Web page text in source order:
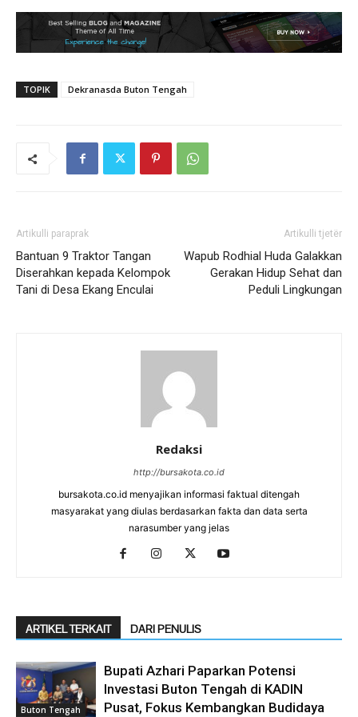
TOPIK Dekranasda Buton Tengah
Artikulli paraprak
Bantuan 9 Traktor Tangan
Diserahkan kepada Kelompok
Tani di Desa Ekang Enculai
Artikulli tjetër
Wapub Rodhial Huda Galakkan
Gerakan Hidup Sehat dan
Peduli Lingkungan
Redaksi
http://bursakota.co.id
bursakota.co.id menyajikan informasi faktual ditengah
masyarakat yang diulas berdasarkan fakta dan data serta
narasumber yang jelas
ARTIKEL TERKAIT DARI PENULIS
Buton Tengah
Bupati Azhari Paparkan Potensi
Investasi Buton Tengah di KADIN
Pusat, Fokus Kembangkan Budidaya